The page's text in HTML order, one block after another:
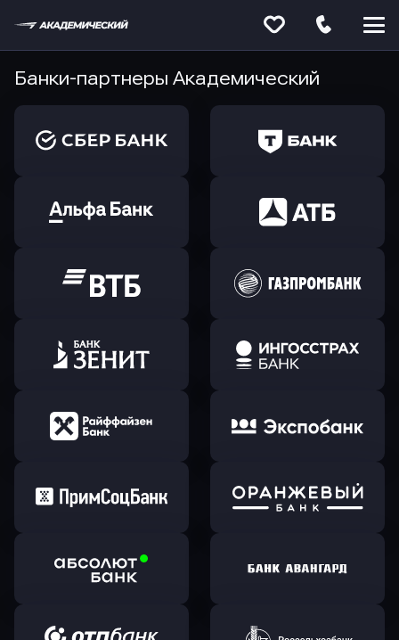
Банки-партнеры Академический